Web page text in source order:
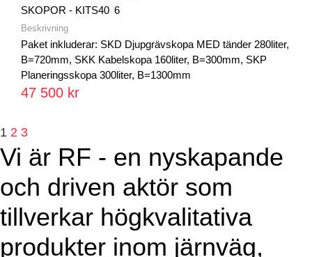
SKOPOR - KITS40 6
Beskrivning
Paket inkluderar: SKD Djupgrävskopa MED tänder 280liter,
B=720mm, SKK Kabelskopa 160liter, B=300mm, SKP
Planeringsskopa 300liter, B=1300mm
47 500 kr
1 2 3
Vi är RF - en nyskapande
och driven aktör som
tillverkar högkvalitativa
produkter inom järnväg,